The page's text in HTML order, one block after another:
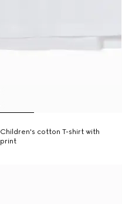
Children's cotton T-shirt with
print